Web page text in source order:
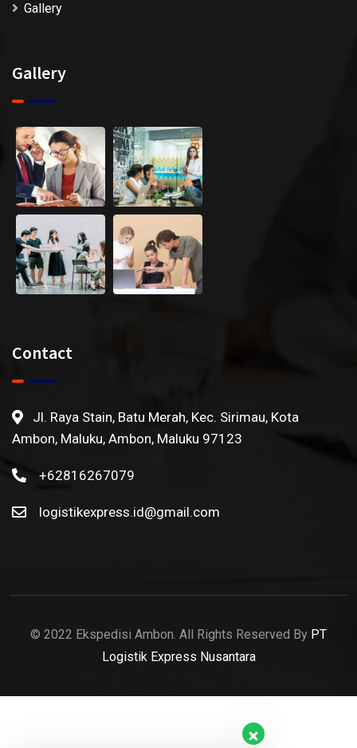
Gallery
Gallery
Contact
Jl. Raya Stain, Batu Merah, Kec. Sirimau, Kota
Ambon, Maluku, Ambon, Maluku 97123
+62816267079
logistikexpress.id@gmail.com
© 2022 Ekspedisi Ambon. All Rights Reserved By PT
Logistik Express Nusantara